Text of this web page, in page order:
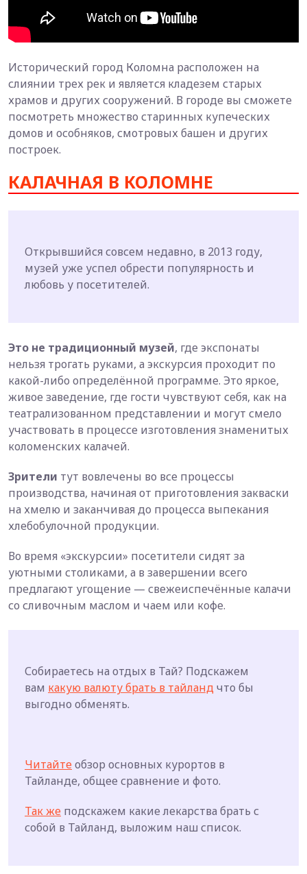
Исторический город Коломна расположен на
слиянии трех рек и является кладезем старых
храмов и других сооружений. В городе вы сможете
посмотреть множество старинных купеческих
домов и особняков, смотровых башен и других
построек.
КАЛАЧНАЯ В КОЛОМНЕ
Открывшийся совсем недавно, в 2013 году,
музей уже успел обрести популярность и
любовь у посетителей.
Это не традиционный музей, где экспонаты
нельзя трогать руками, а экскурсия проходит по
какой-либо определённой программе. Это яркое,
живое заведение, где гости чувствуют себя, как на
театрализованном представлении и могут смело
участвовать в процессе изготовления знаменитых
коломенских калачей.
Зрители тут вовлечены во все процессы
производства, начиная от приготовления закваски
на хмелю и заканчивая до процесса выпекания
хлебобулочной продукции.
Во время «экскурсии» посетители сидят за
уютными столиками, а в завершении всего
предлагают угощение — свежеиспечённые калачи
со сливочным маслом и чаем или кофе.
Собираетесь на отдых в Тай? Подскажем
вам какую валюту брать в тайландчто бы
выгодно обменять.
Читайтеобзор основных курортов в
Тайланде, общее сравнение и фото.
Так же подскажем какие лекарства брать с
собой в Тайланд, выложим наш список.